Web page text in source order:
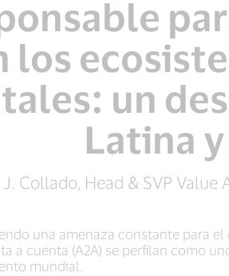
los
un
Latina
Collado, Head & SVP
una amenaza constante para
a cuenta (A2A) se perfilan como
mundial.